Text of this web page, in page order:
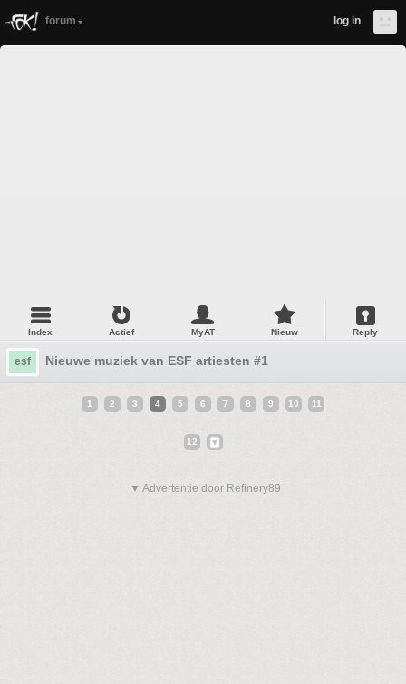
forum log in
Index Actief MyAT Nieuw Reply
esf Nieuwe muziek van ESF artiesten #1
1 2 3 4 5 6 7 8 9 10 11
12
▼ Advertentie door Refinery89